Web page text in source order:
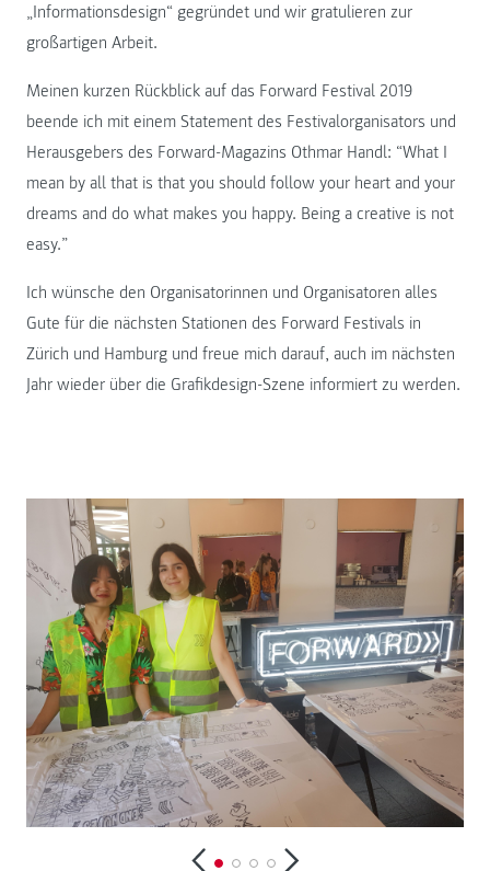
„Informationsdesign“ gegründet und wir gratulieren zur
großartigen Arbeit.
Meinen kurzen Rückblick auf das Forward Festival 2019
beende ich mit einem Statement des Festivalorganisators und
Herausgebers des Forward-Magazins Othmar Handl: “What I
mean by all that is that you should follow your heart and your
dreams and do what makes you happy. Being a creative is not
easy.”
Ich wünsche den Organisatorinnen und Organisatoren alles
Gute für die nächsten Stationen des Forward Festivals in
Zürich und Hamburg und freue mich darauf, auch im nächsten
Jahr wieder über die Grafikdesign-Szene informiert zu werden.